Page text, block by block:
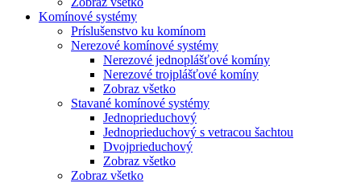
Komínové systémy
Príslušenstvo ku komínom
Nerezové komínové systémy
Nerezové jednoplášťové komíny
Nerezové trojplášťové komíny
Zobraz všetko
Stavané komínové systémy
Jednoprieduchový
Jednoprieduchový s vetracou šachtou
Dvojprieduchový
Zobraz všetko
Zobraz všetko